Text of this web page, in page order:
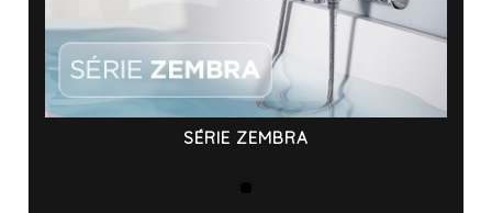
SÉRIE ZEMBRA